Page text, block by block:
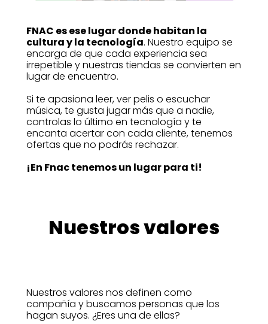
FNAC es ese lugar donde habitan la
cultura y la tecnología. Nuestro equipo se
encarga de que cada experiencia sea
irrepetible y nuestras tiendas se convierten en
lugar de encuentro.
Si te apasiona leer, ver pelis o escuchar
música, te gusta jugar más que a nadie,
controlas lo último en tecnología y te
encanta acertar con cada cliente, tenemos
ofertas que no podrás rechazar.
¡En Fnac tenemos un lugar para ti!
Nuestros valores
Nuestros valores nos definen como
compañía y buscamos personas que los
hagan suyos. ¿Eres una de ellas?